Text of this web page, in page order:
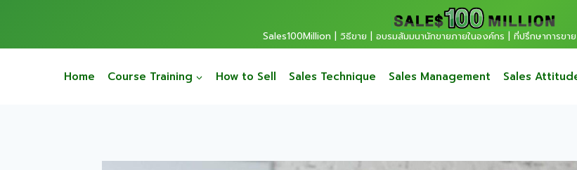
Sales100Million | วิธีขาย | อบรมสัมมนานักขายภายในองค์กร | ที่ปรึกษาการขา
Home Course Training How to Sell Sales Technique Sales Management Sales